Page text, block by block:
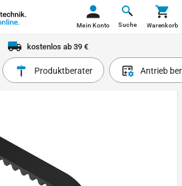
Suche
Mein Konto Warenkorb
kostenlos ab 39 €
Produktberater Antrieb